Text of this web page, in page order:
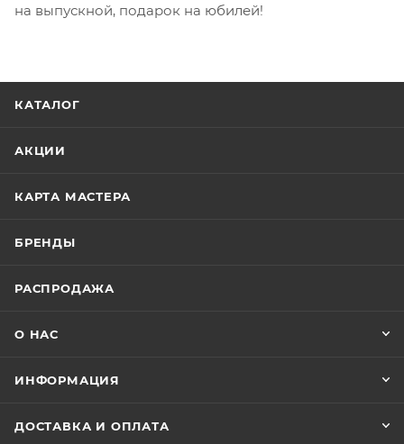
на выпускной, подарок на юбилей!
КАТАЛОГ
АКЦИИ
КАРТА МАСТЕРА
БРЕНДЫ
РАСПРОДАЖА
О НАС
ИНФОРМАЦИЯ
ДОСТАВКА И ОПЛАТА